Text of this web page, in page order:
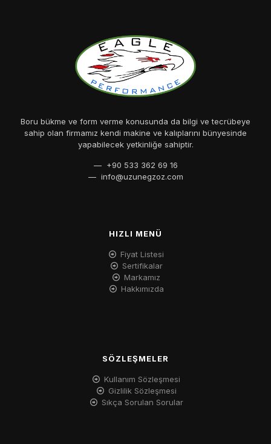
Boru bükme ve form verme konusunda da bilgi ve tecrübeye
sahip olan firmamız kendi makine ve kalıplarını bünyesinde
yapabilecek yetkinliğe sahiptir.
— +90 533 362 69 16
— info@uzunegzoz.com
HIZLI MENÜ
Fiyat Listesi
Sertifikalar
Markamız
Hakkımızda
SÖZLEŞMELER
Kullanım Sözleşmesi
Gizlilik Sözleşmesi
Sıkça Sorulan Sorular